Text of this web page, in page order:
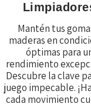
Mantén tus
maderas en
óptimas para
rendimiento
Descubre la clave
juego impecable.
cada movimiento